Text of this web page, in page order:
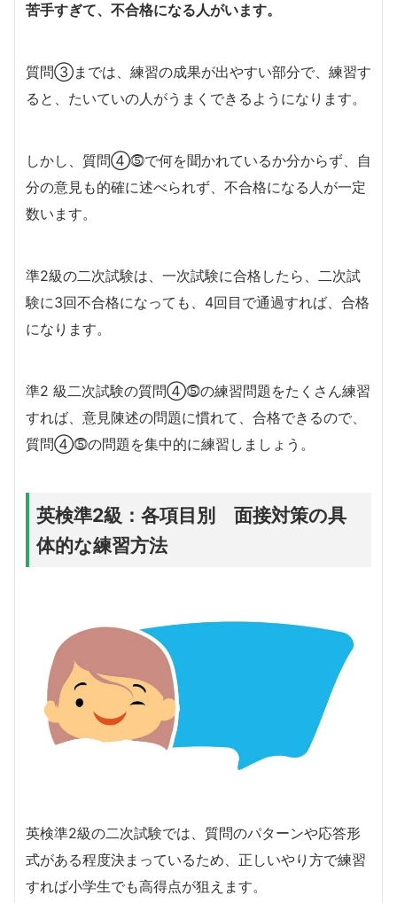
苦手すぎて、不合格になる人がいます。
質問③までは、練習の成果が出やすい部分で、練習す
ると、たいていの人がうまくできるようになります。
しかし、質問④⓹で何を聞かれているか分からず、自
分の意見も的確に述べられず、不合格になる人が一定
数います。
準2級の二次試験は、一次試験に合格したら、二次試
験に3回不合格になっても、4回目で通過すれば、合格
になります。
準2 級二次試験の質問④⓹の練習問題をたくさん練習
すれば、意見陳述の問題に慣れて、合格できるので、
質問④⓹の問題を集中的に練習しましょう。
英検準2級：各項目別 面接対策の具
体的な練習方法
英検準2級の二次試験では、質問のパターンや応答形
式がある程度決まっているため、正しいやり方で練習
すれば小学生でも高得点が狙えます。